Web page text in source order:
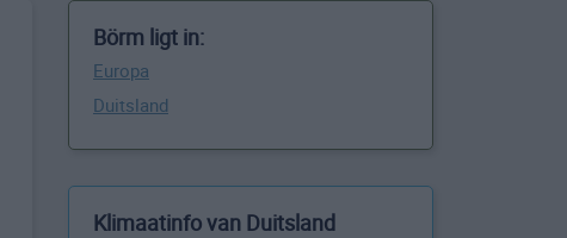
Börm ligt in:
Europa
Duitsland
Klimaatinfo van Duitsland